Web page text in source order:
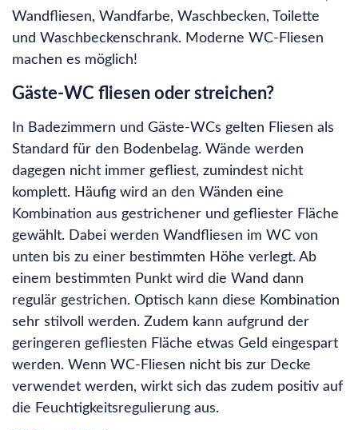
Wandfliesen, Wandfarbe, Waschbecken, Toilette
und Waschbeckenschrank. Moderne WC-Fliesen
machen es möglich!
Gäste-WC fliesen oder streichen?
In Badezimmern und Gäste-WCs gelten Fliesen als
Standard für den Bodenbelag. Wände werden
dagegen nicht immer gefliest, zumindest nicht
komplett. Häufig wird an den Wänden eine
Kombination aus gestrichener und gefliester Fläche
gewählt. Dabei werden Wandfliesen im WC von
unten bis zu einer bestimmten Höhe verlegt. Ab
einem bestimmten Punkt wird die Wand dann
regulär gestrichen. Optisch kann diese Kombination
sehr stilvoll werden. Zudem kann aufgrund der
geringeren gefliesten Fläche etwas Geld eingespart
werden. Wenn WC-Fliesen nicht bis zur Decke
verwendet werden, wirkt sich das zudem positiv auf
die Feuchtigkeitsregulierung aus.